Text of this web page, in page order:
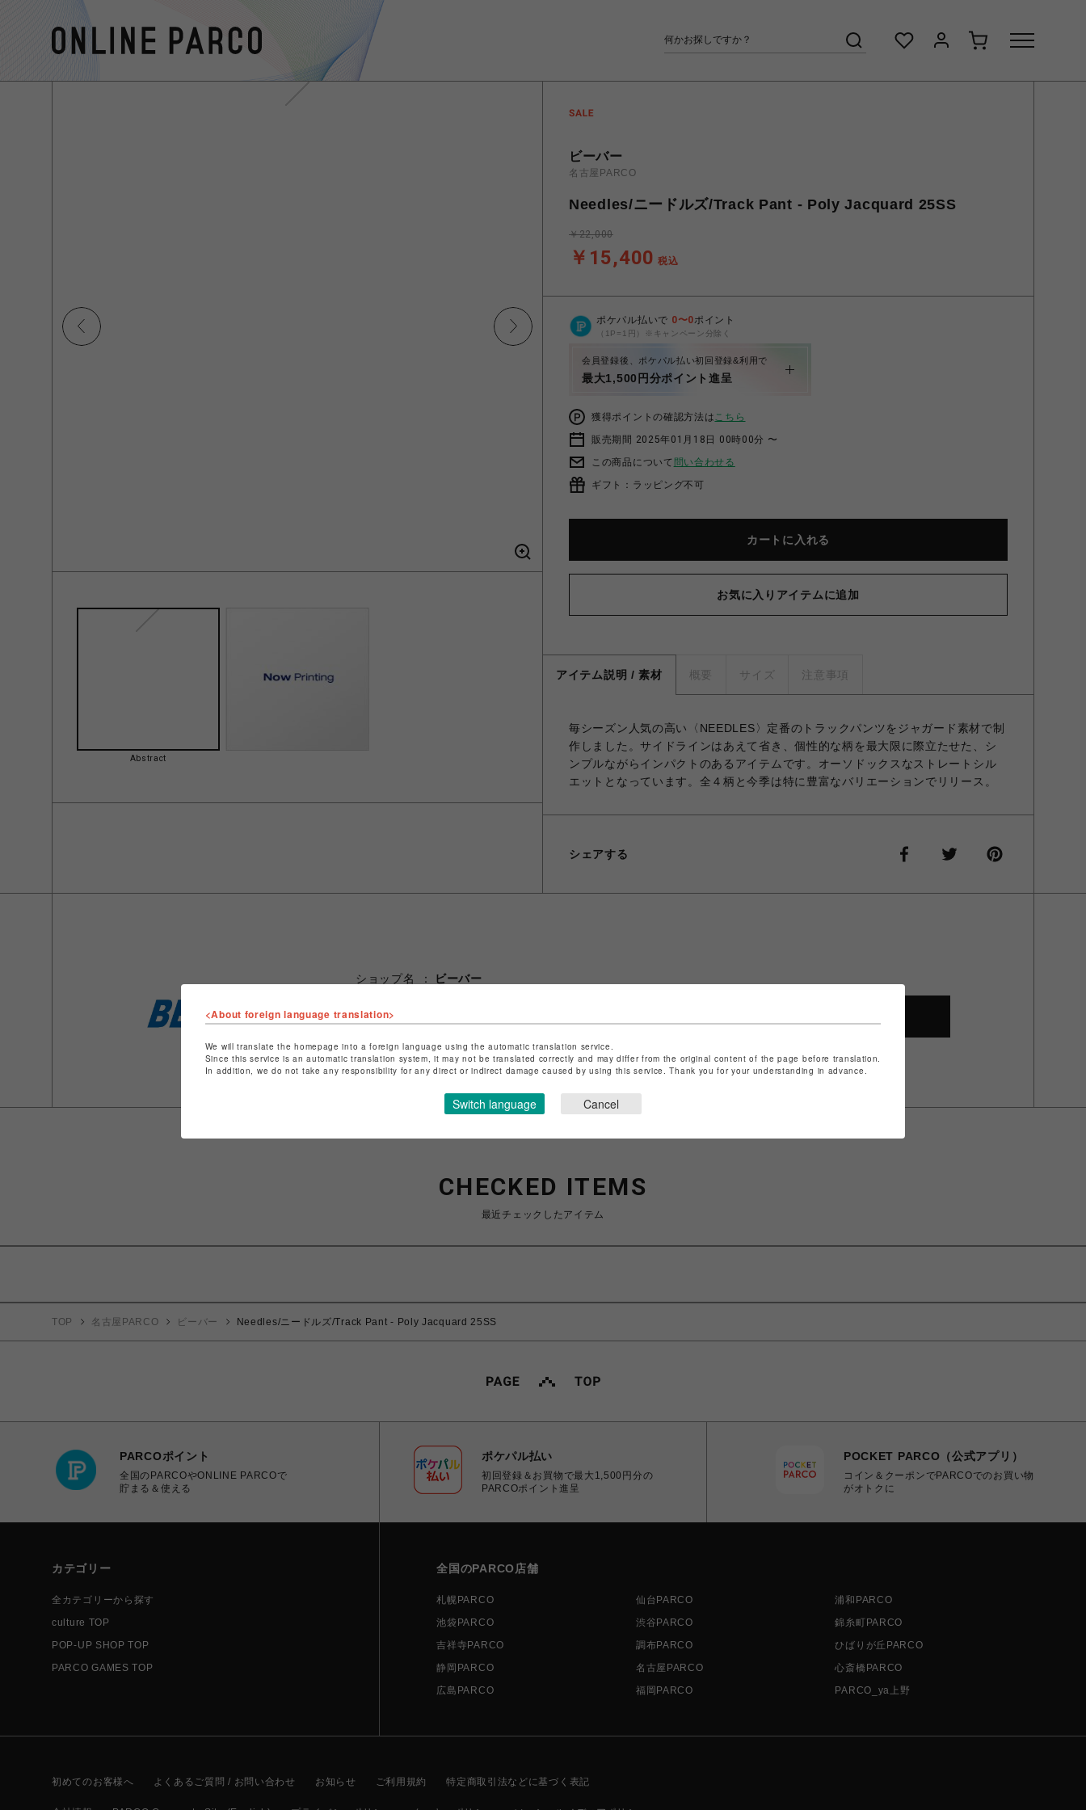
Abstract
ビーバー
名古屋PARCO
Needles/ニードルズ/Track Pant - Poly Jacquard 25SS
￥15,400 税込
￥22,000
ポケパル払いで 0〜0ポイント
（1P=1円）※キャンペーン分除く
会員登録後、ポケパル払い初回登録&利用で
最大1,500円分ポイント進呈
獲得ポイントの確認方法はこちら
販売期間 2025年01月18日 00時00分 〜
この商品について 問い合わせる
ギフト：ラッピング不可
カートに入れる
お気に入りアイテムに追加
アイテム説明 / 素材 概要 サイズ 注意事項
毎シーズン人気の高い〈NEEDLES〉定番のトラックパンツをジャガード素材で制
作しました。サイドラインはあえて省き、個性的な柄を最大限に際立たせた、シ
ンプルながらインパクトのあるアイテムです。オーソドックスなストレートシル
エットとなっています。全４柄と今季は特に豊富なバリエーションでリリース。
シェアする
ショップ名
ビーバー
ショップお問い合わせはこちら
CHECKED ITEMS
最近チェックしたアイテム
TOP 名古屋PARCO ビーバー Needles/ニードルズ/Track Pant - Poly Jacquard 25SS
PARCOポイント
全国のPARCOやONLINE PARCOで
貯まる＆使える
ポケパル払い
初回登録＆お買物で最大1,500円分の
PARCOポイント進呈
POCKET PARCO（公式アプリ）
コイン＆クーポンでPARCOでのお買い物
がオトクに
カテゴリー
全カテゴリーから探す
culture TOP
POP-UP SHOP TOP
PARCO GAMES TOP
全国のPARCO店舗
札幌PARCO 仙台PARCO
浦和PARCO
池袋PARCO
渋谷PARCO
錦糸町PARCO
吉祥寺PARCO
調布PARCO
ひばりが丘PARCO
静岡PARCO
名古屋PARCO
心斎橋PARCO
広島PARCO
福岡PARCO PARCO_ya上野
初めてのお客様へ よくあるご質問 / お問い合わせ お知らせ ご利用規約 特定商取引法などに基づく表記
<About foreign language translation>
We will translate the homepage into a foreign language using the automatic translation service.
Since this service is an automatic translation system, it may not be translated correctly and may differ from the original content of the page before translation.
In addition, we do not take any responsibility for any direct or indirect damage caused by using this service. Thank you for your understanding in advance.
Switch language Cancel